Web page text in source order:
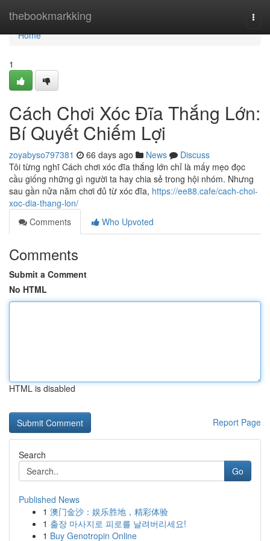
thebookmarkking
Home
Home
1
Cách Chơi Xóc Đĩa Thắng Lớn:
Bí Quyết Chiếm Lợi
zoyabyso797381 66 days ago News
Discuss
Tôi từng nghĩ Cách chơi xóc đĩa thắng lớn chỉ là mấy mẹo đọc
cầu giống những gì người ta hay chia sẻ trong hội nhóm. Nhưng
sau gần nửa năm chơi đủ từ xóc đĩa, https://ee88.cafe/cach-choi-
xoc-dia-thang-lon/
Comments
Who Upvoted
Comments
Submit a Comment
No HTML
HTML is disabled
Report Page
Search
Go
Published News
1 澳门金沙：娱乐胜地，精彩体验
1 출장 마사지로 피로를 날려버리세요!
1 Buy Genotropin Online